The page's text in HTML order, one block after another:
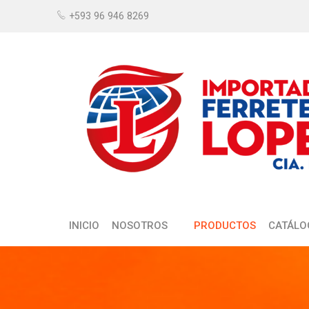
+593 96 946 8269
INICIO NOSOTROS PRODUCTOS